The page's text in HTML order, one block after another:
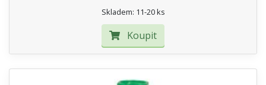
Skladem: 11-20 ks
Koupit